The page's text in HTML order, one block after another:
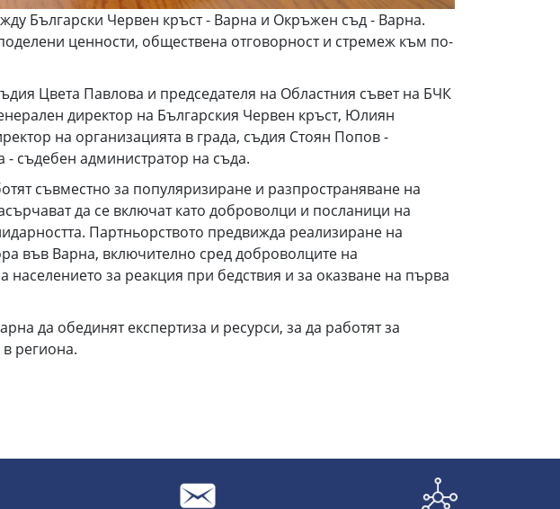
Български Червен кръст - Варна и Окръжен съд - Варна.
ценности, обществена отговорност и стремеж към по-
Цвета Павлова и председателя на Областния съвет на БЧК
директор на Българския Червен кръст, Юлиян
на организацията в града, съдия Стоян Попов -
съдебен администратор на съда.
съвместно за популяризиране и разпространяване на
да се включат като доброволци и посланици на
Партньорството предвижда реализиране на
във Варна, включително сред доброволците на
за реакция при бедствия и за оказване на първа
да обединят експертиза и ресурси, за да работят за
региона.